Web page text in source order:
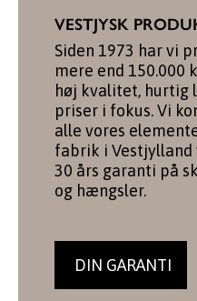
VESTJYSK
Siden 1973 har vi
mere end 150.000
høj kvalitet, hurtig
priser i fokus. Vi
alle vores
fabrik i Vestjylland
30 års garanti på
og hængsler.
DIN GARANTI